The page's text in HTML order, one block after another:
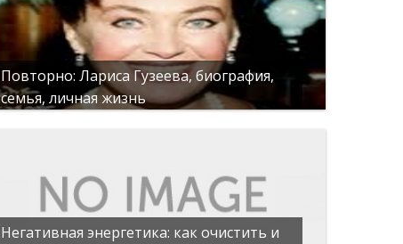
Повторно: Лариса Гузеева, биография,
семья, личная жизнь
Негативная энергетика: как очистить и